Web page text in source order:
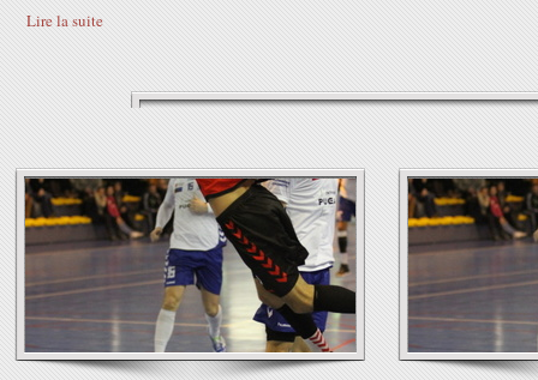
Lire la suite